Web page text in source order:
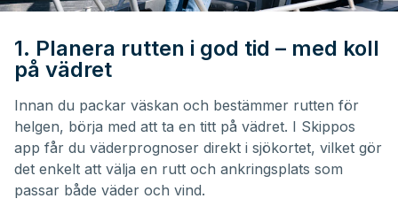
1. Planera rutten i god tid – med koll
på vädret
Innan du packar väskan och bestämmer rutten för
helgen, börja med att ta en titt på vädret. I Skippos
app får du väderprognoser direkt i sjökortet, vilket gör
det enkelt att välja en rutt och ankringsplats som
passar både väder och vind.